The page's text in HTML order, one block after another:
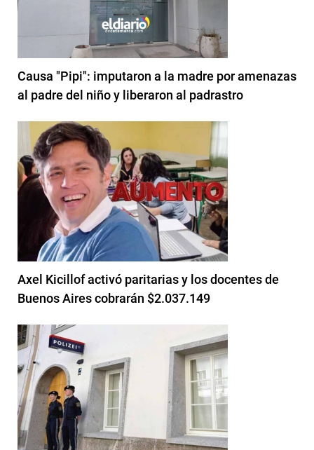
Causa "Pipi": imputaron a la madre por amenazas
al padre del niño y liberaron al padrastro
Axel Kicillof activó paritarias y los docentes de
Buenos Aires cobrarán $2.037.149